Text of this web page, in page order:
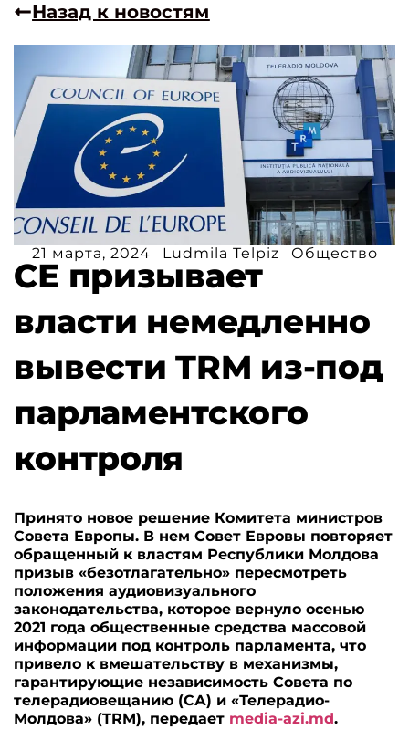
Назад к новостям
21 марта, 2024 Ludmila Telpiz Общество
СЕ призывает
власти немедленно
вывести TRM из-под
парламентского
контроля
Принято новое решение Комитета министров
Совета Европы. В нем Совет Евровы повторяет
обращенный к властям Республики Молдова
призыв «безотлагательно» пересмотреть
положения аудиовизуального
законодательства, которое вернуло осенью
2021 года общественные средства массовой
информации под контроль парламента, что
привело к вмешательству в механизмы,
гарантирующие независимость Совета по
телерадиовещанию (СА) и «Телерадио-
Молдова» (TRM), передает media-azi.md.